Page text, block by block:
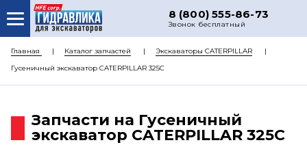
8 (800) 555-86-73
Звонок бесплатный
О НАС
КАТАЛОГ ЗАПЧАСТЕЙ
ДОСТАВКА
Главная Каталог запчастей
Экскаваторы CATERPILLAR
Гусеничный экскаватор CATERPILLAR 325C
Запчасти на Гусеничный
экскаватор CATERPILLAR 325C